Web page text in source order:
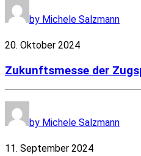
by Michele Salzmann
20. Oktober 2024
Zukunftsmesse der
by Michele Salzmann
11. September 2024